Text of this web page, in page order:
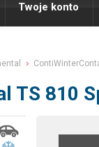
Twoje konto
TS 810